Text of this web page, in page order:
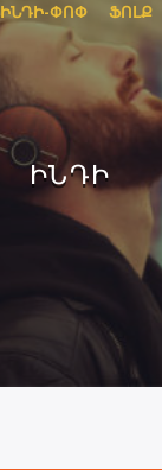
ԻՆԴԻ-ՓՈՓ ՖՈԼՔ
ԻՆԴԻ